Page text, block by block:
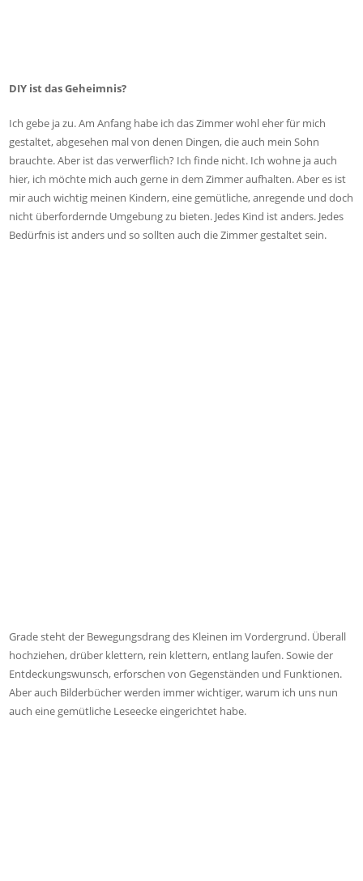
DIY ist das Geheimnis?
Ich gebe ja zu. Am Anfang habe ich das Zimmer wohl eher für mich
gestaltet, abgesehen mal von denen Dingen, die auch mein Sohn
brauchte. Aber ist das verwerflich? Ich finde nicht. Ich wohne ja auch
hier, ich möchte mich auch gerne in dem Zimmer aufhalten. Aber es ist
mir auch wichtig meinen Kindern, eine gemütliche, anregende und doch
nicht überfordernde Umgebung zu bieten. Jedes Kind ist anders. Jedes
Bedürfnis ist anders und so sollten auch die Zimmer gestaltet sein.
Grade steht der Bewegungsdrang des Kleinen im Vordergrund. Überall
hochziehen, drüber klettern, rein klettern, entlang laufen. Sowie der
Entdeckungswunsch, erforschen von Gegenständen und Funktionen.
Aber auch Bilderbücher werden immer wichtiger, warum ich uns nun
auch eine gemütliche Leseecke eingerichtet habe.